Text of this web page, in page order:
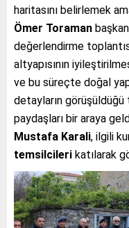
haritasını belirlemek
Ömer Toraman
değerlendirme
altyapısının
ve bu süreçte doğal
detayların
paydaşları bir araya
Mustafa Karali, ilgili
temsilcileri katılarak